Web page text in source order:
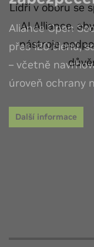
Lídři v oboru se
AI Alliance,
nástroje